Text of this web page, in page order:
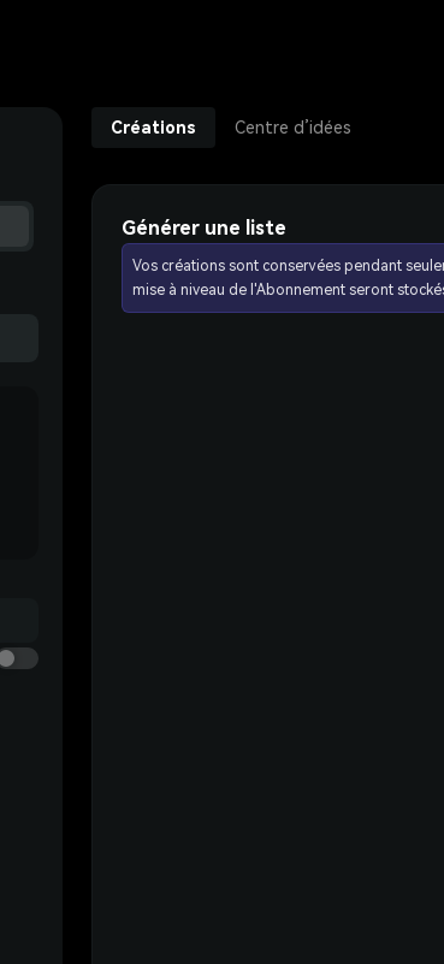
Créations Centre d’idées
Générer une liste
Vos créations sont conservées pendant
mise à niveau de l'Abonnement seront